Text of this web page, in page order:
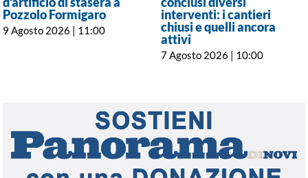
Pozzolo Formigaro
9 Agosto 2026 | 11:00
interventi: i cantieri
chiusi e quelli ancora
attivi
7 Agosto 2026 | 10:00